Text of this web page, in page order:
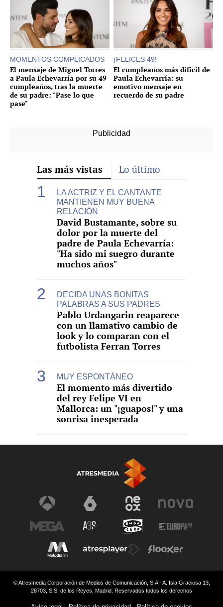
MOMENTOS COMPLICADOS
El mensaje de Miguel Torres
a Paula Echevarría por su 49
cumpleaños, tras la muerte
de su padre: "Pase lo que
pase"
¡FELICES 49!
El cumpleaños más difícil de
Paula Echevarría: su
emotivo mensaje en
recuerdo de su padre
Las más vistas Lo último
LA ACTRIZ Y EL CANTANTE
MANTIENEN MUY BUENA
RELACIÓN
David Bustamante, sobre su
dolor por la muerte del
padre de Paula Echevarría:
"Ha sido mi suegro durante
muchos años"
DECIDA UNAS BONITAS
PALABRAS A SUS PADRES
Pablo Urdangarin reaparece
con un llamativo cambio de
look y lo comparan con el
futbolista Ferran Torres
MUY ESPONTÁNEO
El momento más divertido
del rey Felipe VI en
Mallorca: un "¡guapos!" y una
sonrisa inesperada
© Atresmedia Corporación de Medios de Comunicación, S.A - A. Isla Graciosa 13,
28703, S.S. de los Reyes, Madrid. Reservados todos los derechos